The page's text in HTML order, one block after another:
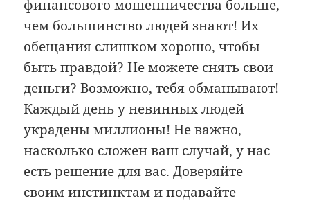
финансового мошенничества больше,
чем большинство людей знают! Их
обещания слишком хорошо, чтобы
быть правдой? Не можете снять свои
деньги? Возможно, тебя обманывают!
Каждый день у невинных людей
украдены миллионы! Не важно,
насколько сложен ваш случай, у нас
есть решение для вас. Доверяйте
своим инстинктам и подавайте